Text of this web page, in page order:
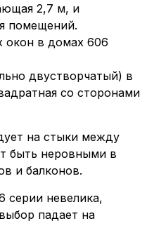
2,7 м, и
помещений.
окон в домах 606
двустворчатый) в
со сторонами
на стыки между
быть неровными в
и балконов.
серии невелика,
падает на